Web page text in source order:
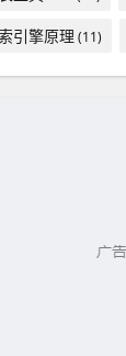
引擎原理 (11)